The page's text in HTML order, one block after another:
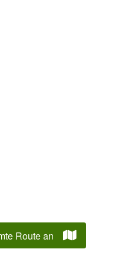
Route an